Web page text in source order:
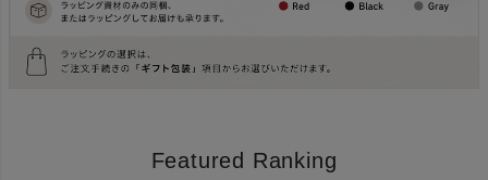
Featured Ranking